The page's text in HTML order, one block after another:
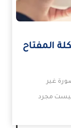
المفتاح
غير
مجرد